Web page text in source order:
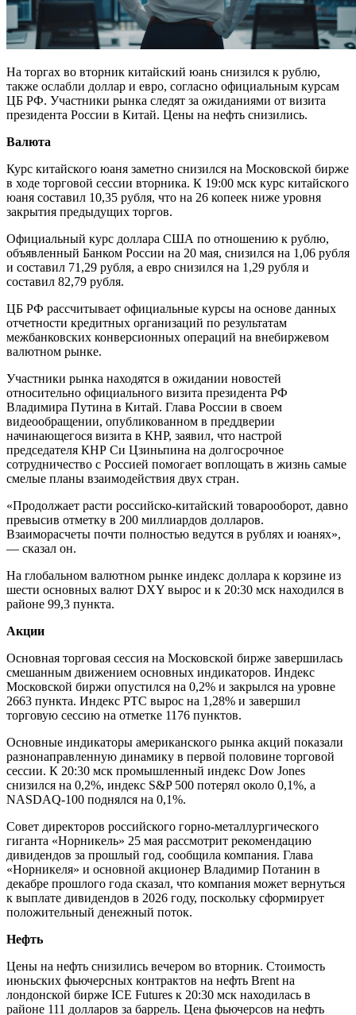
На торгах во вторник китайский юань снизился к рублю,
также ослабли доллар и евро, согласно официальным курсам
ЦБ РФ. Участники рынка следят за ожиданиями от визита
президента России в Китай. Цены на нефть снизились.
Валюта
Курс китайского юаня заметно снизился на Московской бирже
в ходе торговой сессии вторника. К 19:00 мск курс китайского
юаня составил 10,35 рубля, что на 26 копеек ниже уровня
закрытия предыдущих торгов.
Официальный курс доллара США по отношению к рублю,
объявленный Банком России на 20 мая, снизился на 1,06 рубля
и составил 71,29 рубля, а евро снизился на 1,29 рубля и
составил 82,79 рубля.
ЦБ РФ рассчитывает официальные курсы на основе данных
отчетности кредитных организаций по результатам
межбанковских конверсионных операций на внебиржевом
валютном рынке.
Участники рынка находятся в ожидании новостей
относительно официального визита президента РФ
Владимира Путина в Китай. Глава России в своем
видеообращении, опубликованном в преддверии
начинающегося визита в КНР, заявил, что настрой
председателя КНР Си Цзиньпина на долгосрочное
сотрудничество с Россией помогает воплощать в жизнь самые
смелые планы взаимодействия двух стран.
«Продолжает расти российско-китайский товарооборот, давно
превысив отметку в 200 миллиардов долларов.
Взаиморасчеты почти полностью ведутся в рублях и юанях»,
— сказал он.
На глобальном валютном рынке индекс доллара к корзине из
шести основных валют DXY вырос и к 20:30 мск находился в
районе 99,3 пункта.
Акции
Основная торговая сессия на Московской бирже завершилась
смешанным движением основных индикаторов. Индекс
Московской биржи опустился на 0,2% и закрылся на уровне
2663 пункта. Индекс РТС вырос на 1,28% и завершил
торговую сессию на отметке 1176 пунктов.
Основные индикаторы американского рынка акций показали
разнонаправленную динамику в первой половине торговой
сессии. К 20:30 мск промышленный индекс Dow Jones
снизился на 0,2%, индекс S&P 500 потерял около 0,1%, а
NASDAQ-100 поднялся на 0,1%.
Совет директоров российского горно-металлургического
гиганта «Норникель» 25 мая рассмотрит рекомендацию
дивидендов за прошлый год, сообщила компания. Глава
«Норникеля» и основной акционер Владимир Потанин в
декабре прошлого года сказал, что компания может вернуться
к выплате дивидендов в 2026 году, поскольку сформирует
положительный денежный поток.
Нефть
Цены на нефть снизились вечером во вторник. Стоимость
июньских фьючерсных контрактов на нефть Brent на
лондонской бирже ICE Futures к 20:30 мск находилась в
районе 111 долларов за баррель. Цена фьючерсов на нефть